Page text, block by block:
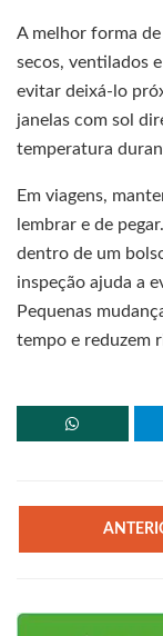
A melhor forma
secos, ventilados
evitar deixá-lo
janelas com sol
temperatura
Em viagens,
lembrar e de
dentro de um
inspeção ajuda a
Pequenas
tempo e reduzem